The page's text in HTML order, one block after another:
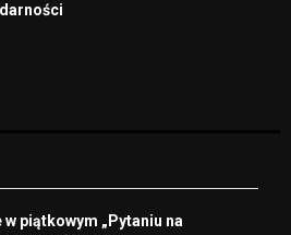
piątkowym „Pytaniu na